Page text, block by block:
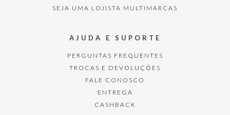
SEJA UMA LOJISTA MULTIMARCAS
AJUDA E SUPORTE
PERGUNTAS FREQUENTES
TROCAS E DEVOLUÇÕES
FALE CONOSCO
ENTREGA
CASHBACK